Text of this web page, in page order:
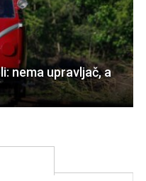
nema upravljač, a